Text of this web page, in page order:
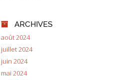
ARCHIVES
août 2024
juillet 2024
juin 2024
mai 2024